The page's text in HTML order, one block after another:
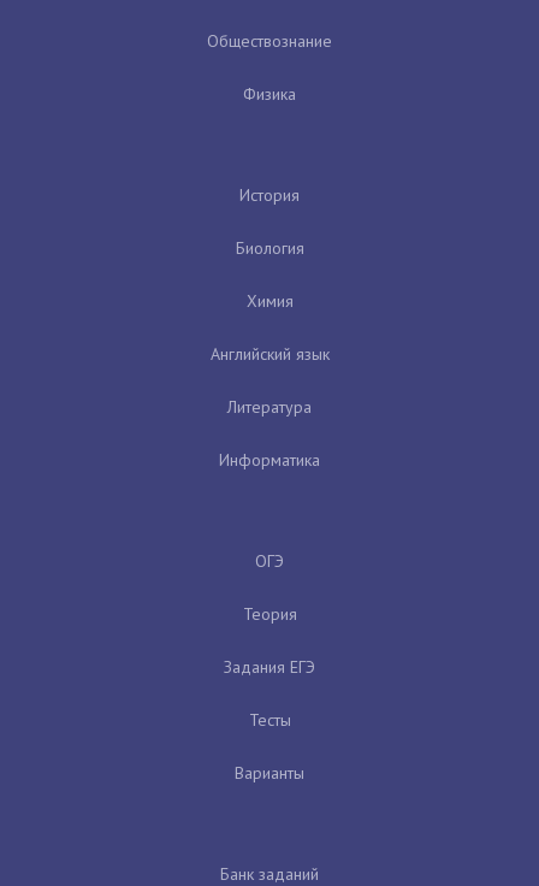
Обществознание
Физика
История
Биология
Химия
Английский язык
Литература
Информатика
ОГЭ
Теория
Задания ЕГЭ
Тесты
Варианты
Банк заданий